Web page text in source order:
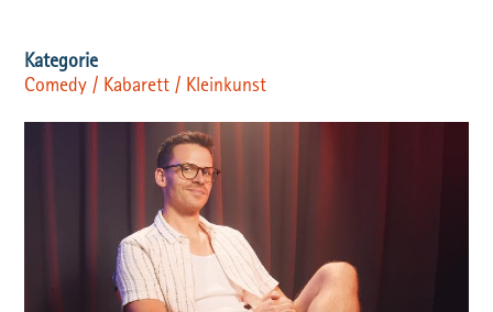
Comedy / Kabarett / Kleinkunst